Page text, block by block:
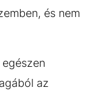
és nem
az